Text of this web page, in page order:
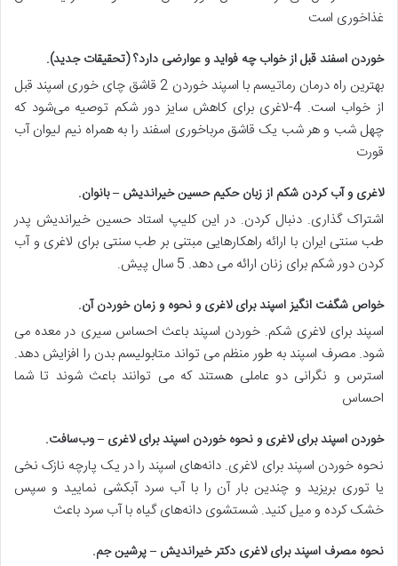
غذاخوری است
خوردن اسفند قبل از خواب چه فواید و عوارضی دارد؟ (تحقیقات جدید).
بهترین راه درمان رماتیسم با اسپند خوردن 2 قاشق چای خوری اسپند قبل
از خواب است. 4-لاغری برای کاهش سایز دور شکم توصیه می‌شود که
چهل شب و هر شب یک قاشق مرباخوری اسفند را به همراه نیم لیوان آب
قورت
لاغری و آب کردن شکم از زبان حکیم حسین خیراندیش – بانوان.
اشتراک گذاری. دنبال کردن. در این کلیپ استاد حسین خیراندیش پدر
طب سنتی ایران با ارائه راهکارهایی مبتنی بر طب سنتی برای لاغری و آب
کردن دور شکم برای زنان ارائه می دهد. 5 سال پیش.
خواص شگفت انگیز اسپند برای لاغری و نحوه و زمان خوردن آن.
اسپند برای لاغری شکم. خوردن اسپند باعث احساس سیری در معده می
شود. مصرف اسپند به طور منظم می تواند متابولیسم بدن را افزایش دهد.
استرس و نگرانی دو عاملی هستند که می توانند باعث شوند تا شما
احساس
خوردن اسپند برای لاغری و نحوه خوردن اسپند برای لاغری – وب‌سافت.
نحوه خوردن اسپند برای لاغری. دانه‌های اسپند را در یک پارچه نازک نخی
یا توری بریزید و چندین بار آن را با آب سرد آبکشی نمایید و سپس
خشک کرده و میل کنید. شستشوی دانه‌های گیاه با آب سرد باعث
نحوه مصرف اسپند برای لاغری دکتر خیراندیش – پرشین جم.